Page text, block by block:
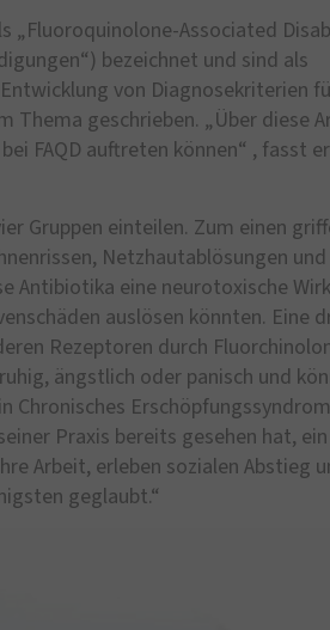
„Fluoroquinolone-Associated
bezeichnet und sind als
von Diagnosekriterien
Thema geschrieben. „Über diese
FAQD auftreten können“ , fasst er
Gruppen einteilen. Zum einen
Netzhautablösungen und
Antibiotika eine neurotoxische
auslösen könnten. Eine
Rezeptoren durch
ängstlich oder panisch und
Chronisches
Praxis bereits gesehen hat, ein
Arbeit, erleben sozialen Abstieg
geglaubt.“